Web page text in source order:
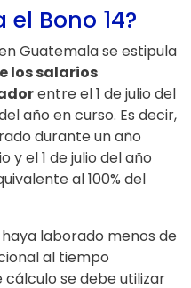
Bono 14?
Guatemala se estipula
los salarios
entre el 1 de julio del
año en curso. Es decir,
durante un año
y el 1 de julio del año
al 100% del
laborado menos de
al tiempo
se debe utilizar